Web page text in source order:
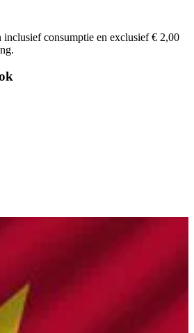
consumptie en exclusief € 2,00